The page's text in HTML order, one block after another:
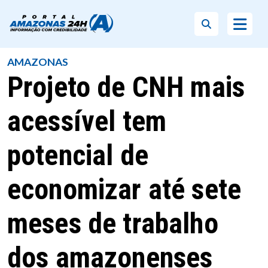
AMAZONAS
Projeto de CNH mais
acessível tem
potencial de
economizar até sete
meses de trabalho
dos amazonenses